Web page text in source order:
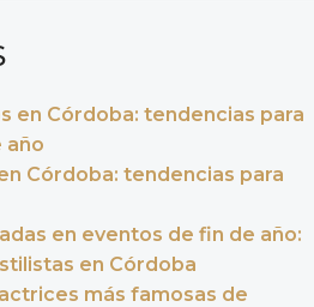
en Córdoba: tendencias para
año
Córdoba: tendencias para
en eventos de fin de año:
en Córdoba
más famosas de